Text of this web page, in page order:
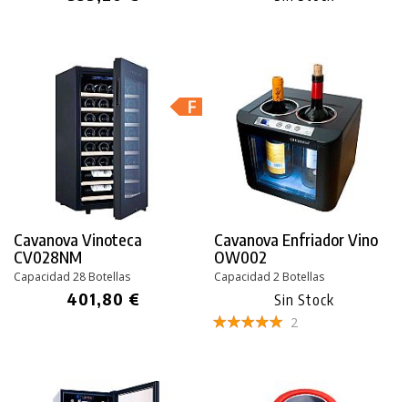
Cavanova Vinoteca
CV028NM
Capacidad 28 Botellas
401,80 €
Cavanova Enfriador Vino
OW002
Capacidad 2 Botellas
Sin Stock
2